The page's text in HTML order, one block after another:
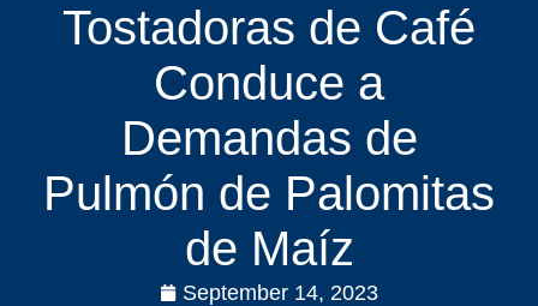
Tostadoras de Café
Conduce a
Demandas de
Pulmón de Palomitas
de Maíz
September 14, 2023